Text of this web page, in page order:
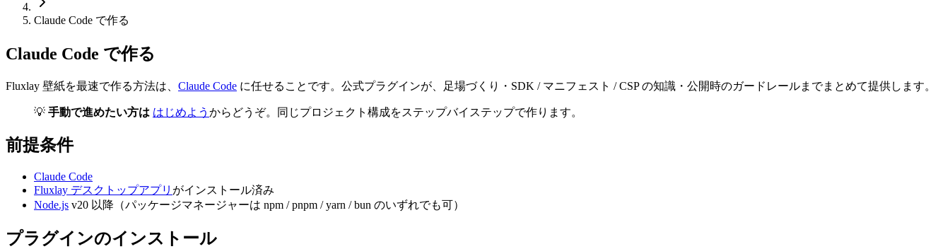
Claude Code で作る
Claude Code で作る
Fluxlay 壁紙を最速で作る方法は、 Claude Code に任せることです。公式プラグインが、足場づくり・SDK / マニフェスト / CSP の知識・公開時のガードレールまでまとめて提供します。
💡 手動で進めたい方は はじめよう からどうぞ。同じプロジェクト構成をステップバイステップで作ります。
前提条件
Claude Code
Fluxlay デスクトップアプリ がインストール済み
Node.js v20 以降（パッケージマネージャーは npm / pnpm / yarn / bun のいずれでも可）
プラグインのインストール